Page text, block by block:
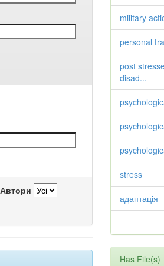
Автори
military
personal
post
disad...
stress
адаптація
Has File(s)